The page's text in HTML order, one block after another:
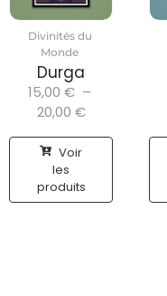
Divinités du
Monde
Durga
15,00 € –
20,00 €
Voir
les
produits